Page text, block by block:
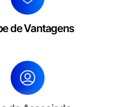
de Vantagens
pontos por benefícios
as regras
cadastrais
via de boletos